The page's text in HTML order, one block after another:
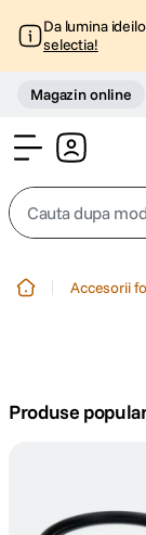
Da lumina
selectia!
Magazin online
Cauta dupa
trepied
Accesorii
Produse